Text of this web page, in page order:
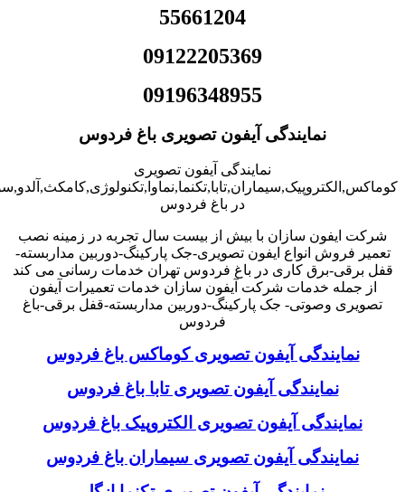
55661204
09122205369
09196348955
نمایندگی آیفون تصویری باغ فردوس
نمایندگی آیفون تصویری
در باغ فردوس
شرکت ایفون سازان با بیش از بیست سال تجربه در زمینه نصب
تعمیر فروش انواع ایفون تصویری-جک پارکینگ-دوربین مداربسته-
قفل برقی-برق کاری در باغ فردوس تهران خدمات رسانی می کند
از جمله خدمات شرکت آیفون سازان خدمات تعمیرات آیفون
تصویری وصوتی- جک پارکینگ-دوربین مداربسته-قفل برقی-باغ
فردوس
نمایندگی آیفون تصویری کوماکس باغ فردوس
نمایندگی آیفون تصویری تابا باغ فردوس
نمایندگی آیفون تصویری الکتروپیک باغ فردوس
نمایندگی آیفون تصویری سیماران باغ فردوس